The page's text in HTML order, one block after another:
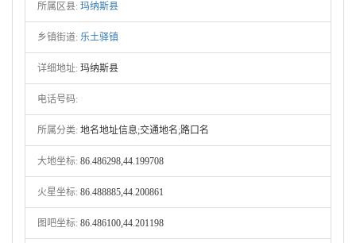
所属区县: 玛纳斯县
乡镇街道: 乐土驿镇
详细地址: 玛纳斯县
电话号码:
所属分类: 地名地址信息;交通地名;路口名
大地坐标: 86.486298,44.199708
火星坐标: 86.488885,44.200861
图吧坐标: 86.486100,44.201198